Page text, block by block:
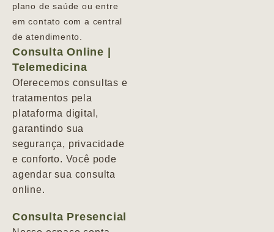
plano de saúde ou entre
em contato com a central
de atendimento.
Consulta Online |
Telemedicina
Oferecemos consultas e
tratamentos pela
plataforma digital,
garantindo sua
segurança, privacidade
e conforto. Você pode
agendar sua consulta
online.
Consulta Presencial